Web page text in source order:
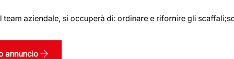
team aziendale, si occuperà di: ordinare e rifornire gli
annuncio